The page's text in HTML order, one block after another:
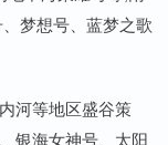
梦想号、蓝梦之歌
河等地区盛谷策
银海女神号、太阳